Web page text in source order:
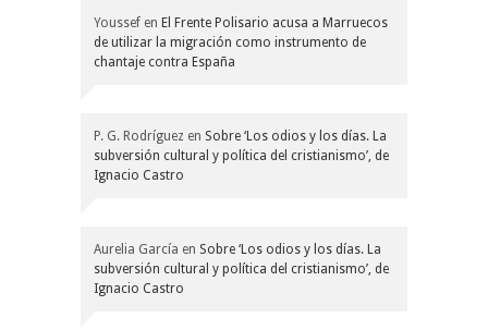
Youssef en El Frente Polisario acusa a Marruecos
de utilizar la migración como instrumento de
chantaje contra España
P. G. Rodríguez en Sobre ‘Los odios y los días. La
subversión cultural y política del cristianismo’, de
Ignacio Castro
Aurelia García en Sobre ‘Los odios y los días. La
subversión cultural y política del cristianismo’, de
Ignacio Castro